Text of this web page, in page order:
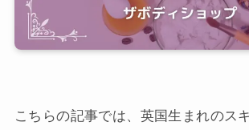
こちらの記事では、英国生まれのス